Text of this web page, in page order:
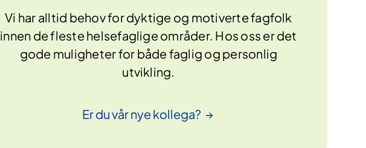
Vi har alltid behov for dyktige og motiverte fagfolk
innen de fleste helsefaglige områder. Hos oss er det
gode muligheter for både faglig og personlig
utvikling.
Er du vår nyekollega?